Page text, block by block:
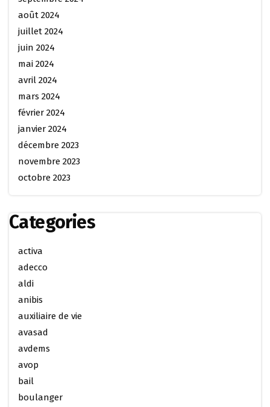
août 2024
juillet 2024
juin 2024
mai 2024
avril 2024
mars 2024
février 2024
janvier 2024
décembre 2023
novembre 2023
octobre 2023
Categories
activa
adecco
aldi
anibis
auxiliaire de vie
avasad
avdems
avop
bail
boulanger